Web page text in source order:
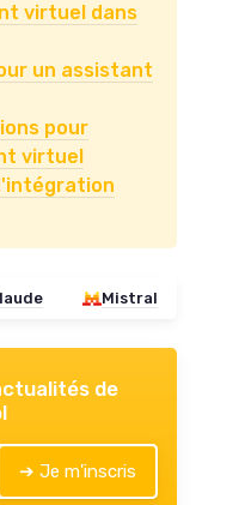
virtuel dans
un assistant
pour
virtuel
Mistral
de
➔ Je m'inscris